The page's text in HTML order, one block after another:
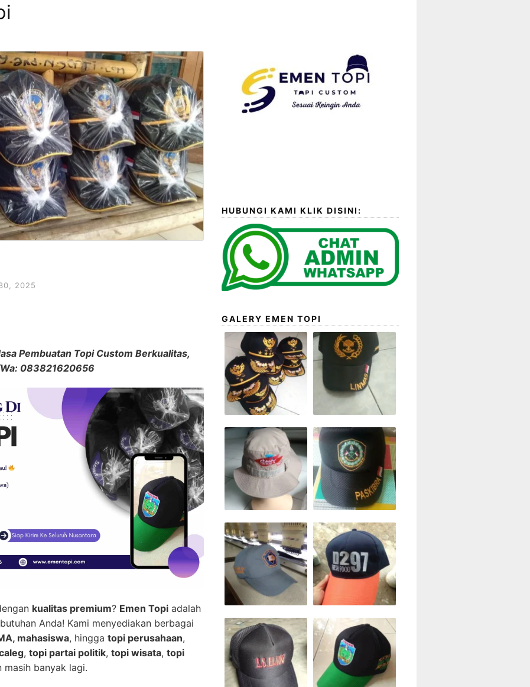
2025
Pembuatan Topi Custom Berkualitas,
083821620656
kualitas premium? Emen Topi adalah
Anda! Kami menyediakan berbagai
mahasiswa, hingga topi perusahaan,
, topi partai politik, topi wisata, topi
masih banyak lagi.
HUBUNGI KAMI KLIK DISINI:
GALERY EMEN TOPI